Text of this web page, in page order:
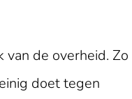
de overheid. Zo
doet tegen